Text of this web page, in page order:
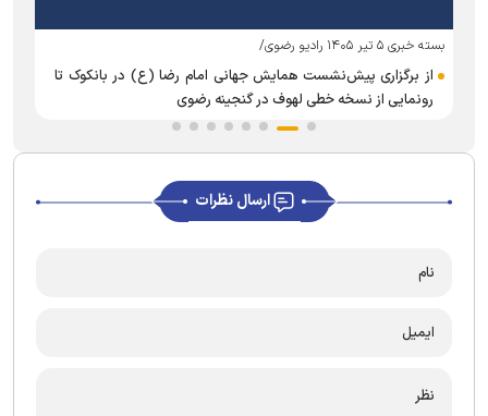
بسته خبری ۵ تیر ۱۴۰۵ رادیو رضوی/
از برگزاری پیش‌نشست همایش جهانی امام رضا (ع) در بانکوک تا
رونمایی از نسخه خطی لهوف در گنجینه رضوی
ارسال نظرات